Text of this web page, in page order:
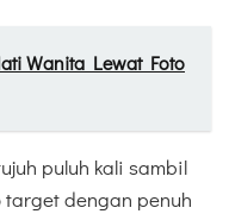
Wanita Lewat Foto
puluh kali sambil
dengan penuh